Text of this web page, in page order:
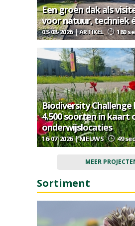
Een groen dak als
voor natuur, techniek
03-08-2026 | ARTIKEL 180
Biodiversity
4.500 soorten in kaart
onderwijslocaties
16-07-2026 | NIEUWS 49 sec
MEER
Sortiment